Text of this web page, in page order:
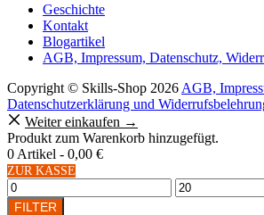
Geschichte
Kontakt
Blogartikel
AGB, Impressum, Datenschutz,
Copyright © Skills-Shop 2026 AGB,
Datenschutzerklärung und
Weiter einkaufen →
Produkt zum Warenkorb hinzugefügt.
0 Artikel - 0,00 €
ZUR KASSE
Min.
Preis
Max.
Preis
FILTER